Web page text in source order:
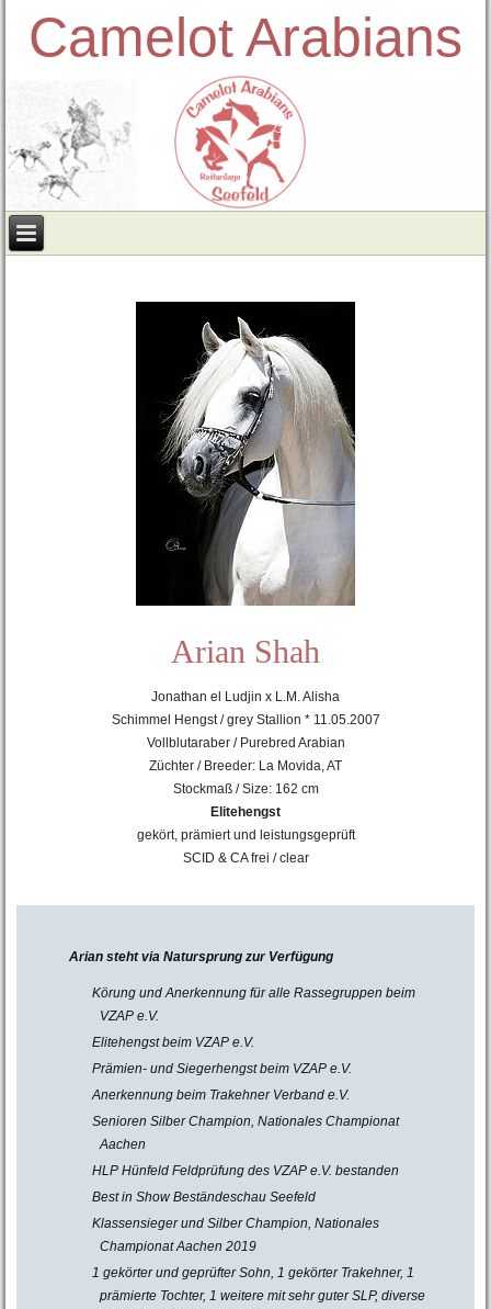
Camelot Arabians
Arian Shah
Jonathan el Ludjin x L.M. Alisha
Schimmel Hengst / grey Stallion * 11.05.2007
Vollblutaraber / Purebred Arabian
Züchter / Breeder: La Movida, AT
Stockmaß / Size: 162 cm
Elitehengst
gekört, prämiert und leistungsgeprüft
SCID & CA frei / clear
Arian steht via Natursprung zur Verfügung
Körung und Anerkennung für alle Rassegruppen beim
VZAP e.V.
Elitehengst beim VZAP e.V.
Prämien- und Siegerhengst beim VZAP e.V.
Anerkennung beim Trakehner Verband e.V.
Senioren Silber Champion, Nationales Championat
Aachen
HLP Hünfeld Feldprüfung des VZAP e.V. bestanden
Best in Show Beständeschau Seefeld
Klassensieger und Silber Champion, Nationales
Championat Aachen 2019
1 gekörter und geprüfter Sohn, 1 gekörter Trakehner, 1
prämierte Tochter, 1 weitere mit sehr guter SLP, diverse